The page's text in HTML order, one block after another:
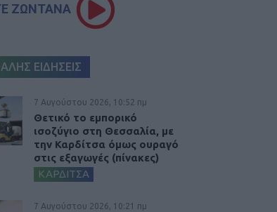
ΖΩΝΤΑΝΑ
ΕΙΔΗΣΕΙΣ
7 Αυγούστου 2026, 10:52 πμ
Θετικό το εμπορικό
ισοζύγιο στη Θεσσαλία, με
την Καρδίτσα όμως ουραγό
στις εξαγωγές (πίνακες)
ΚΑΡΔΙΤΣΑ
7 Αυγούστου 2026, 10:21 πμ